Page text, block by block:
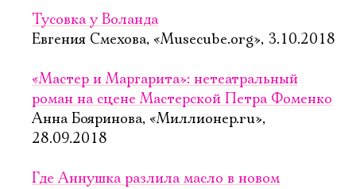
Тусовка у Воланда
Евгения Смехова, «Musecube.org», 3.10.2018
«Мастер и Маргарита»: нетеатральный
роман на сцене Мастерской Петра Фоменко
Анна Бояринова, «Миллионер.ru»,
28.09.2018
Где Аннушка разлила масло в новом